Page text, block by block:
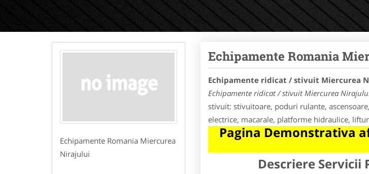
Echipamente Romania Miercurea
Nirajului
Echipamente Romania
Echipamente ridicat / stivuit Miercurea
Echipamente ridicat / stivuit Miercurea
stivuit: stivuitoare, poduri rulante,
electrice, macarale, platforme hidraulice,
Pagina Demonstrativa
Descriere Servicii